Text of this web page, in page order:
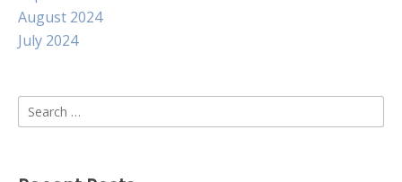
August 2024
July 2024
Search
for: